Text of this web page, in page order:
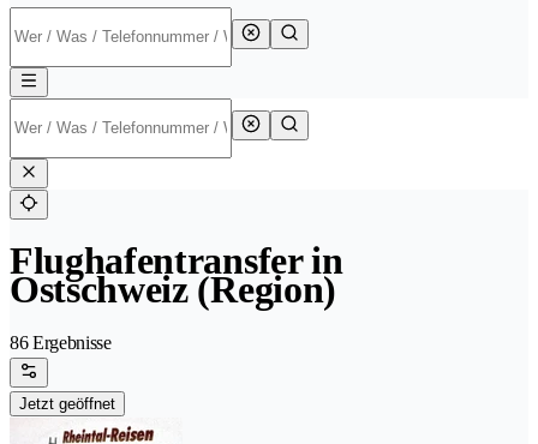
Flughafentransfer in
Ostschweiz (Region)
86 Ergebnisse
Jetzt geöffnet